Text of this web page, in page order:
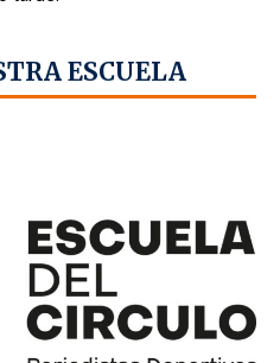
ESCUELA